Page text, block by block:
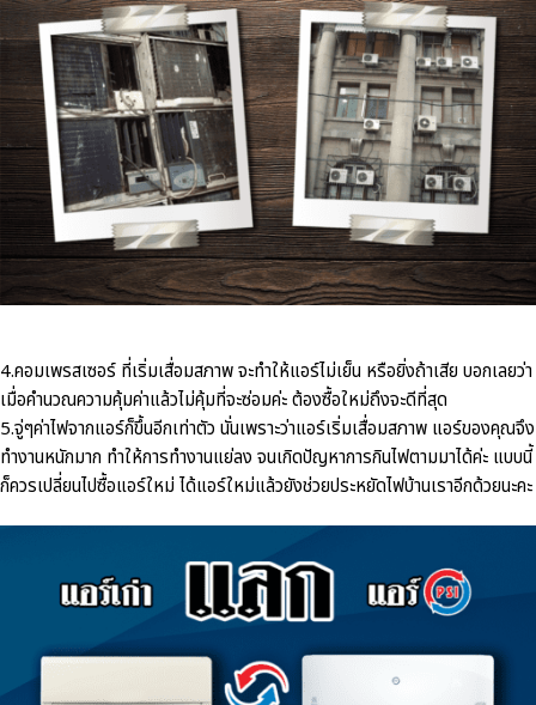
4.คอมเพรสเซอร์ ที่เริ่มเสื่อมสภาพจะทำให้แอร์ไม่เย็น หรือยิ่งถ้าเสีย บอกเลยว่า
เมื่อคำนวณความคุ้มค่าแล้วไม่คุ้มที่จะซ่อมค่ะต้องซื้อใหม่ถึงจะดีที่สุด
5.จู่ๆค่าไฟจากแอร์ก็ขึ้นอีกเท่าตัว นั่นเพราะว่าแอร์เริ่มเสื่อมสภาพ แอร์ของคุณจึง
ทำงานหนักมาก ทำให้การทำงานแย่ลง จนเกิดปัญหาการกินไฟตามมาได้ค่ะ แบบนี้
ก็ควรเปลี่ยนไปซื้อแอร์ใหม่ ได้แอร์ใหม่แล้วยังช่วยประหยัดไฟบ้านเราอีกด้วยนะคะ